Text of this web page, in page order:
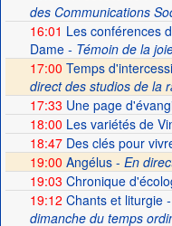
des Communications
16:01 Les conférences
Dame- Témoin de la
17:00 Temps
direct des studios de la
17:33 Une page
18:00 Les variétés de
18:47Des clés pour
19:00 Angélus - En
19:03 Chronique
19:12 Chants et liturgie-
dimanche du temps